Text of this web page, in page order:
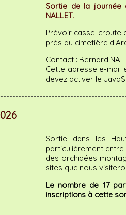
Sortie de la journée
NALLET.
Prévoir casse-croute
près du cimetière
Contact : Bernard
Cette adresse e-mail
devez activer le
Sortie dans les
particulièrement
des orchidées
sites que nous
Le nombre de 17
inscriptions à cette